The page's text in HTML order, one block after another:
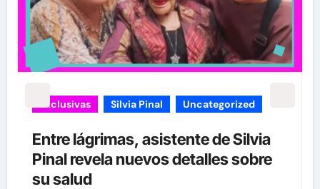
carolina Sandoval Exclusivas
¡EXCLUSIVA! Revelamos la verdad
detrás del divorcio de Carolina
Sandoval y Nick Hernández